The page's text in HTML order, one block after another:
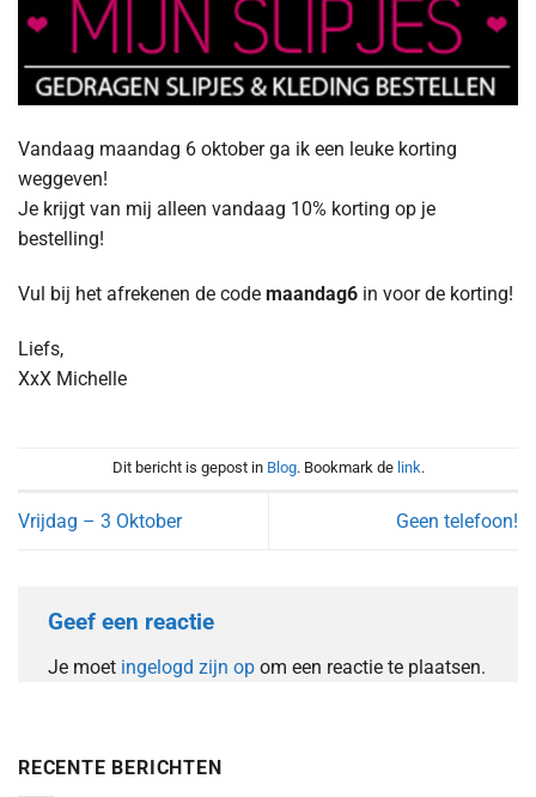
Vandaag maandag 6 oktober ga ik een leuke korting
weggeven!
Je krijgt van mij alleen vandaag 10% korting op je
bestelling!
Vul bij het afrekenen de code maandag6 in voor de korting!
Liefs,
XxX Michelle
Dit bericht is gepost in Blog. Bookmark de link.
Vrijdag – 3 Oktober Geen telefoon!
Geef een reactie
Je moet ingelogd zijn op om een reactie te plaatsen.
RECENTE BERICHTEN